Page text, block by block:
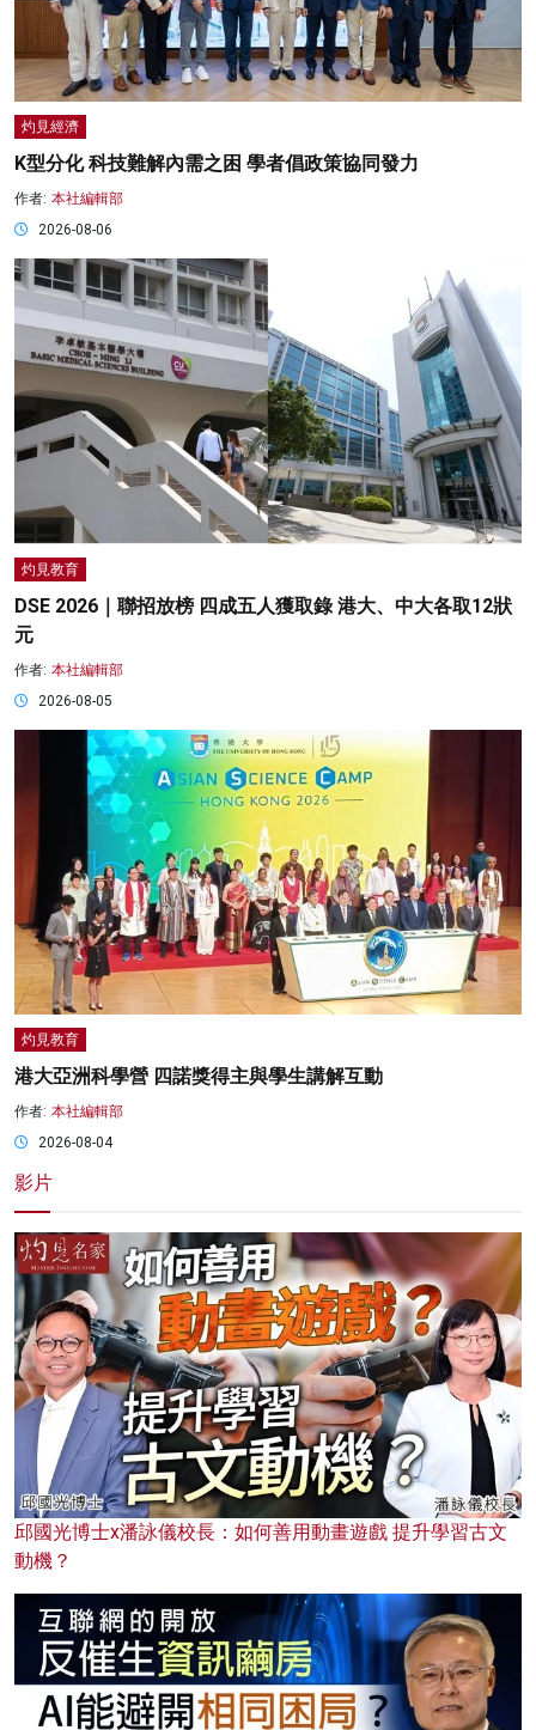
灼見經濟
K型分化 科技難解內需之困 學者倡政策協同發力
作者: 本社編輯部
2026-08-06
灼見教育
DSE 2026｜聯招放榜 四成五人獲取錄 港大、中大各取12狀
元
作者: 本社編輯部
2026-08-05
灼見教育
港大亞洲科學營 四諾獎得主與學生講解互動
作者: 本社編輯部
2026-08-04
影片
邱國光博士x潘詠儀校長：如何善用動畫遊戲 提升學習古文
動機？